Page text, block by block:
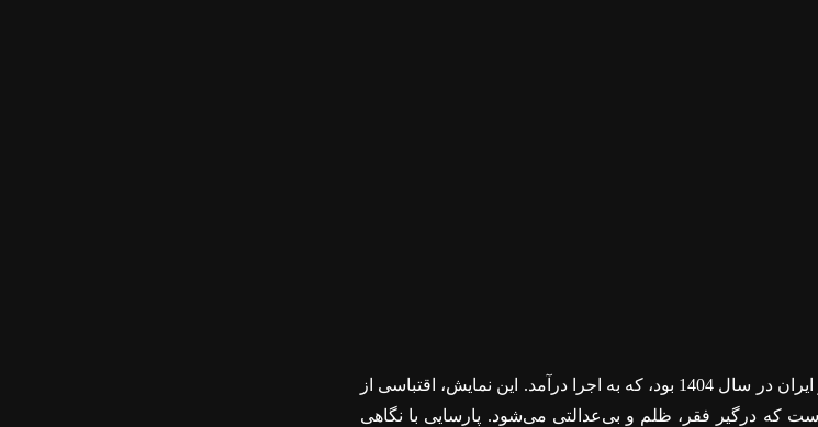
ایران در سال 1404 بود، که به اجرا درآمد. این نمایش، اقتباسی از
است که درگیر فقر، ظلم و بی‌عدالتی می‌شود. پارسایی با نگاهی